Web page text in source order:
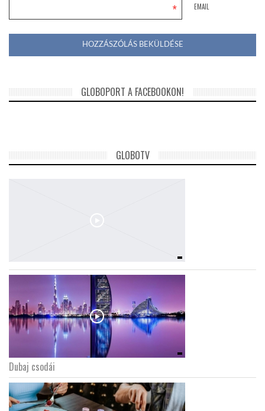
EMAIL
*
GLOBOPORT A FACEBOOKON!
GLOBOTV
Dubaj csodái